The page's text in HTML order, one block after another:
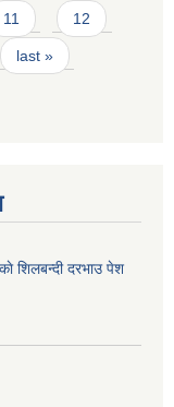
11 12
last »
शिलबन्दी दरभाउ पेश